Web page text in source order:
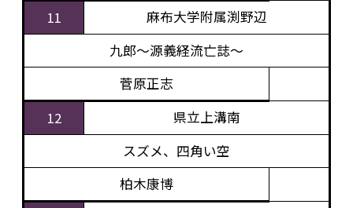
11
麻布大学附属渕野辺
九郎～源義経流亡誌～
菅原正志
12
県立上溝南
スズメ、四角い空
柏木康博